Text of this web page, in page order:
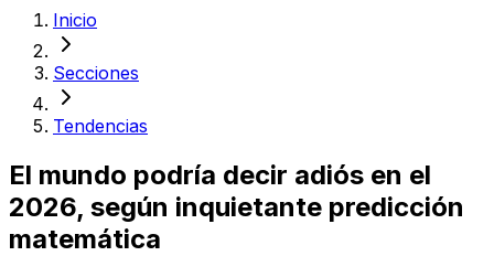
Inicio
Secciones
Tendencias
El mundo podría decir adiós en el
2026, según inquietante predicción
matemática